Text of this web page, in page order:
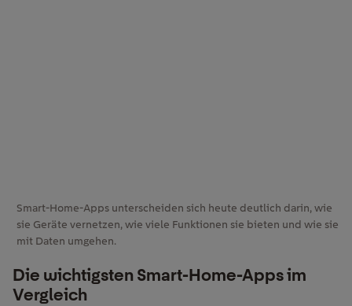
Smart-Home-Apps unterscheiden sich heute deutlich darin, wie
sie Geräte vernetzen, wie viele Funktionen sie bieten und wie sie
mit Daten umgehen.
Die wichtigsten Smart-Home-Apps im
Vergleich